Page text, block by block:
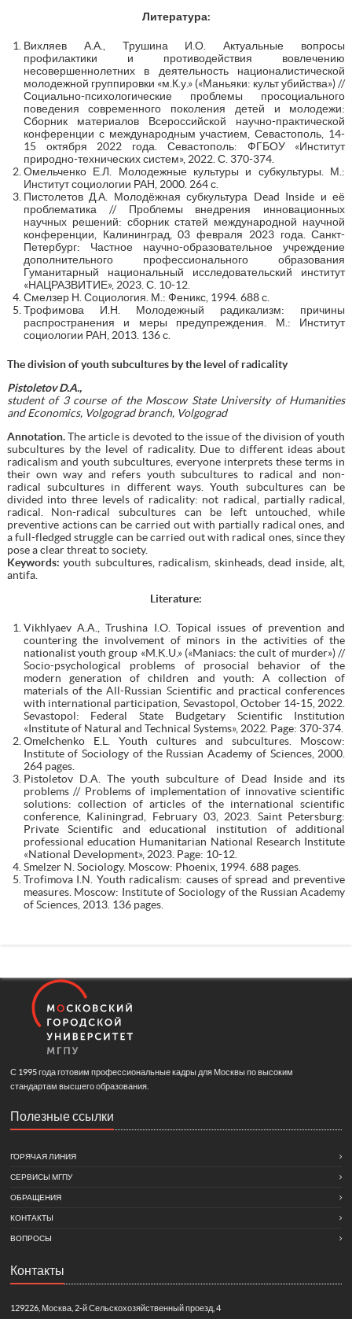
Литература:
Вихляев А.А., Трушина И.О. Актуальные вопросы
профилактики и противодействия вовлечению
несовершеннолетних в деятельность националистической
молодежной группировки «м.К.у.» («Маньяки: культ убийства») //
Социально-психологические проблемы просоциального
поведения современного поколения детей и молодежи:
Сборник материалов Всероссийской научно-практической
конференции с международным участием, Севастополь, 14-
15 октября 2022 года. Севастополь: ФГБОУ «Институт
природно-технических систем», 2022. С. 370-374.
Омельченко Е.Л. Молодежные культуры и субкультуры. М.:
Институт социологии РАН, 2000. 264 с.
Пистолетов Д.А. Молодёжная субкультура Dead Inside и её
проблематика // Проблемы внедрения инновационных
научных решений: сборник статей международной научной
конференции, Калининград, 03 февраля 2023 года. Санкт-
Петербург: Частное научно-образовательное учреждение
дополнительного профессионального образования
Гуманитарный национальный исследовательский институт
«НАЦРАЗВИТИЕ», 2023. С. 10-12.
Смелзер Н. Социология. М.: Феникс, 1994. 688 с.
Трофимова И.Н. Молодежный радикализм: причины
распространения и меры предупреждения. М.: Институт
социологии РАН, 2013. 136 с.
The division of youth subcultures by the level of radicality
Pistoletov D.A.,
student of 3 course of the Moscow State University of Humanities
and Economics, Volgograd branch, Volgograd
Annotation.The article is devoted to the issue of the division of youth
subcultures by the level of radicality. Due to different ideas about
radicalism and youth subcultures, everyone interprets these terms in
their own way and refers youth subcultures to radical and non-
radical subcultures in different ways. Youth subcultures can be
divided into three levels of radicality: not radical, partially radical,
radical. Non-radical subcultures can be left untouched, while
preventive actions can be carried out with partially radical ones, and
a full-fledged struggle can be carried out with radical ones, since they
pose a clear threat to society.
Keywords:youth subcultures, radicalism, skinheads, dead inside, alt,
antifa.
Literature:
Vikhlyaev A.A., Trushina I.O. Topical issues of prevention and
countering the involvement of minors in the activities of the
nationalist youth group «M.K.U.» («Maniacs: the cult of murder») //
Socio-psychological problems of prosocial behavior of the
modern generation of children and youth: A collection of
materials of the All-Russian Scientific and practical conferences
with international participation, Sevastopol, October 14-15, 2022.
Sevastopol: Federal State Budgetary Scientific Institution
«Institute of Natural and Technical Systems», 2022. Page: 370-374.
Omelchenko E.L. Youth cultures and subcultures. Moscow:
Institute of Sociology of the Russian Academy of Sciences, 2000.
264 pages.
Pistoletov D.A. The youth subculture of Dead Inside and its
problems // Problems of implementation of innovative scientific
solutions: collection of articles of the international scientific
conference, Kaliningrad, February 03, 2023. Saint Petersburg:
Private Scientific and educational institution of additional
professional education Humanitarian National Research Institute
«National Development», 2023. Page: 10-12.
Smelzer N. Sociology. Moscow: Phoenix, 1994. 688 pages.
Trofimova I.N. Youth radicalism: causes of spread and preventive
measures. Moscow: Institute of Sociology of the Russian Academy
of Sciences, 2013. 136 pages.
С 1995 года готовим профессиональные кадры для Москвы по высоким
стандартам высшего образования.
Полезные ссылки
ГОРЯЧАЯ ЛИНИЯ
СЕРВИСЫ МГПУ
ОБРАЩЕНИЯ
КОНТАКТЫ
ВОПРОСЫ
Контакты
129226, Москва, 2-й Сельскохозяйственный проезд, 4